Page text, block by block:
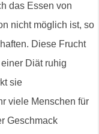
das Essen von
nicht möglich ist, so
Diese Frucht
Diät ruhig
sie
viele Menschen für
Geschmack